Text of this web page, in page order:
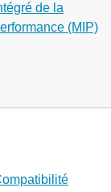
de la
(MIP)